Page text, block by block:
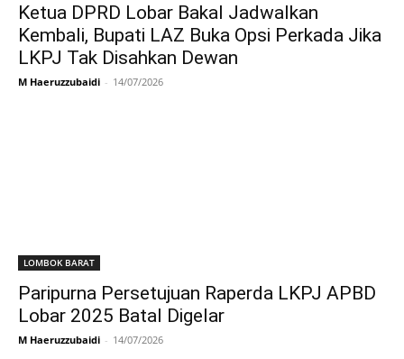
Ketua DPRD Lobar Bakal Jadwalkan
Kembali, Bupati LAZ Buka Opsi Perkada Jika
LKPJ Tak Disahkan Dewan
M Haeruzzubaidi - 14/07/2026
LOMBOK BARAT
Paripurna Persetujuan Raperda LKPJ APBD
Lobar 2025 Batal Digelar
M Haeruzzubaidi - 14/07/2026